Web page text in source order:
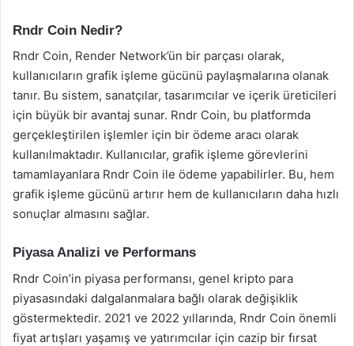
Rndr Coin Nedir?
Rndr Coin, Render Network’ün bir parçası olarak,
kullanıcıların grafik işleme gücünü paylaşmalarına olanak
tanır. Bu sistem, sanatçılar, tasarımcılar ve içerik üreticileri
için büyük bir avantaj sunar. Rndr Coin, bu platformda
gerçekleştirilen işlemler için bir ödeme aracı olarak
kullanılmaktadır. Kullanıcılar, grafik işleme görevlerini
tamamlayanlara Rndr Coin ile ödeme yapabilirler. Bu, hem
grafik işleme gücünü artırır hem de kullanıcıların daha hızlı
sonuçlar almasını sağlar.
Piyasa Analizi ve Performans
Rndr Coin’in piyasa performansı, genel kripto para
piyasasındaki dalgalanmalara bağlı olarak değişiklik
göstermektedir. 2021 ve 2022 yıllarında, Rndr Coin önemli
fiyat artışları yaşamış ve yatırımcılar için cazip bir fırsat